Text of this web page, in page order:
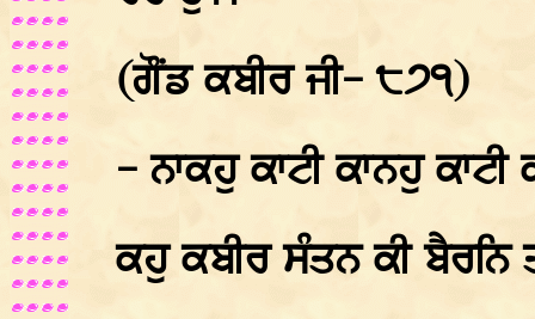
(ਗੌਂਡ ਕਬੀਰ ਜੀ- ੮੭੧)
- ਨਾਕਹੁ ਕਾਟੀ ਕਾਨਹੁ ਕਾਟੀ
ਕਹੁ ਕਬੀਰ ਸੰਤਨ ਕੀ ਬੈਰਨਿ